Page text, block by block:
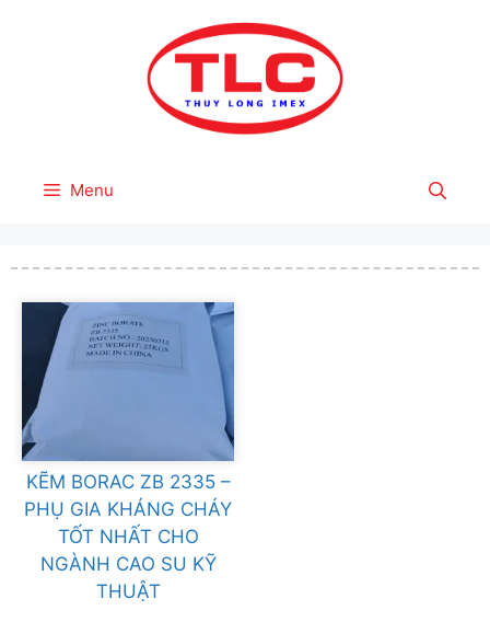
Menu
KẼM BORAC ZB 2335 –
PHỤ GIA KHÁNG CHÁY
TỐT NHẤT CHO
NGÀNH CAO SU KỸ
THUẬT